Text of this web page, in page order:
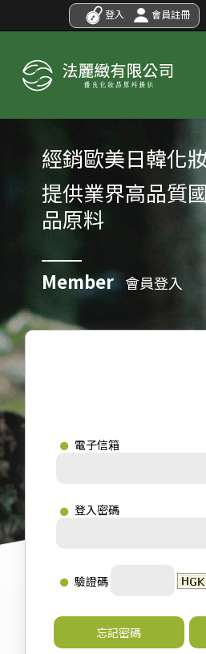
登入 會員註冊
經銷歐美日韓化
提供業界高品質
品原料
Member 會員登入
電子信箱
登入密碼
驗證碼
忘記密碼